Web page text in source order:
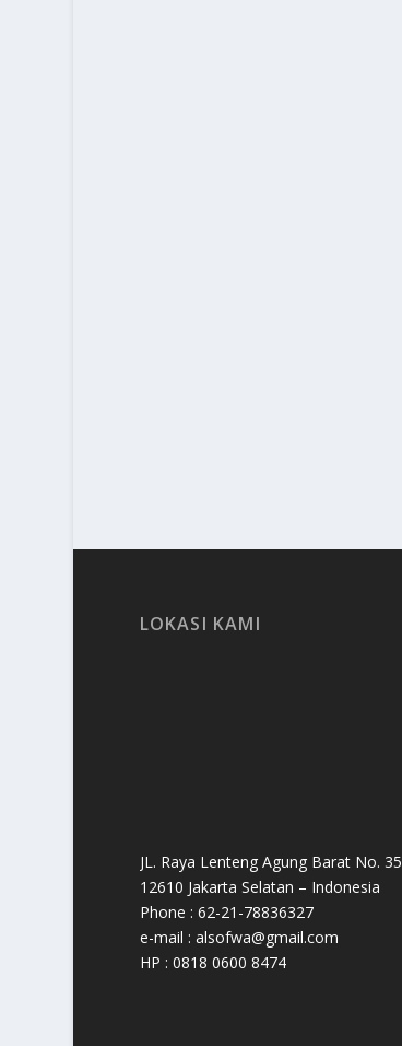
LOKASI KAMI
JL. Raya Lenteng Agung Barat No. 35
12610 Jakarta Selatan – Indonesia
Phone : 62-21-78836327
e-mail : alsofwa@gmail.com
HP : 0818 0600 8474